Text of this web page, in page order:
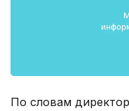
По словам